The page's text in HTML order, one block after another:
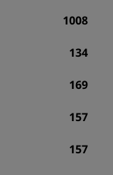
1008
134
169
157
157